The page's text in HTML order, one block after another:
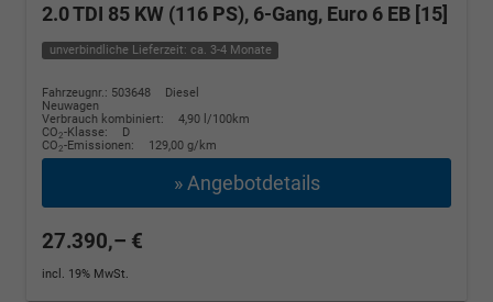
2.0 TDI 85 KW (116 PS), 6-Gang, Euro 6 EB [15]
unverbindliche Lieferzeit: ca. 3-4 Monate
Fahrzeugnr.: 503648
Diesel
Neuwagen
Verbrauch kombiniert:
4,90 l/100km
CO2-Klasse:
D
CO2-Emissionen: 129,00 g/km
» Angebotdetails
27.390,– €
incl. 19% MwSt.